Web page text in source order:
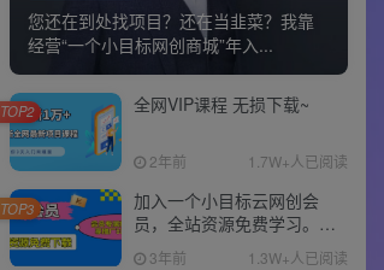
您还在到处找项目？还在当韭菜？我靠
经营“一个小目标网创商城”年入...
全网VIP课程 无损下载~
2年前 1.7W+人已阅读
TOP2
加入一个小目标云网创会
员，全站资源免费学习。更
可享受推广高达80%分佣！
3年前 1.3W+人已阅读
TOP3